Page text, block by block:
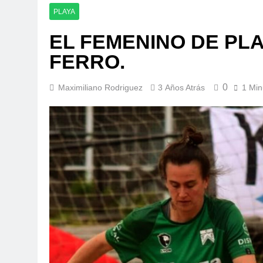
PLAYA
EL FEMENINO DE
FERRO.
Maximiliano Rodriguez 3 Años Atrás 0 1